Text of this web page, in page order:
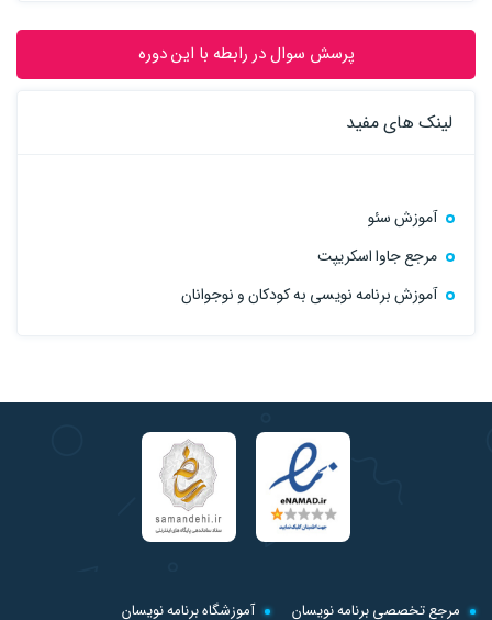
پرسش سوال در رابطه با این دوره
لینک های مفید
آموزش سئو
مرجع جاوا اسکریپت
آموزش برنامه نویسی به کودکان و نوجوانان
مرجع تخصصی برنامه نویسان آموزشگاه برنامه نویسان